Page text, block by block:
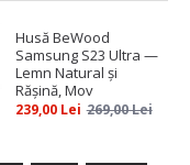
Husă BeWood
Samsung S23 Ultra —
Lemn Natural și
Rășină, Mov
239,00 Lei 269,00 Lei